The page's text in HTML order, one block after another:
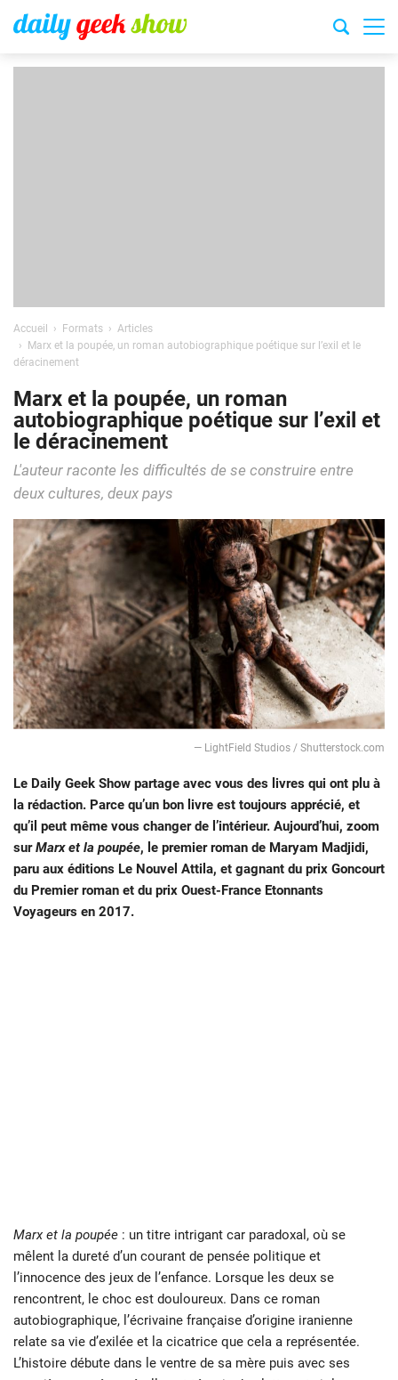
Accueil Formats
Articles
Marx et la poupée, un roman autobiographique poétique sur l’exil et le
déracinement
Marx et la poupée, un roman
autobiographique poétique sur l’exil et
le déracinement
L'auteur raconte les difficultés de se construire entre
deux cultures, deux pays
— LightField Studios / Shutterstock.com
Le Daily Geek Show partage avec vous des livres qui ont plu à
la rédaction. Parce qu’un bon livre est toujours apprécié, et
qu’il peut même vous changer de l’intérieur. Aujourd’hui, zoom
surMarx et la poupée, le premier roman de Maryam Madjidi,
paru aux éditions Le Nouvel Attila, et gagnant du prix Goncourt
du Premier roman et du prix Ouest-France Etonnants
Voyageurs en 2017.
Marx et la poupée : un titre intrigant car paradoxal, où se
mêlent la dureté d’un courant de pensée politique et
l’innocence des jeux de l’enfance. Lorsque les deux se
rencontrent, le choc est douloureux. Dans ce roman
autobiographique, l’écrivaine française d’origine iranienne
relate sa vie d’exilée et la cicatrice que cela a représentée.
L’histoire débute dans le ventre de sa mère puis avec ses